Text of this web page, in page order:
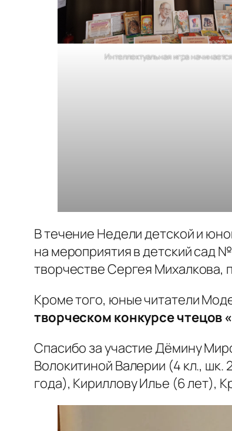
Интеллектуальная игра
В течение Недели детской и
на мероприятия в детский сад
творчестве Сергея Михалкова,
Кроме того, юные читатели
творческом конкурсе чтецов
Спасибо за участие Дёмину
Волокитиной Валерии (4 кл.,
года), Кириллову Илье (6 лет),